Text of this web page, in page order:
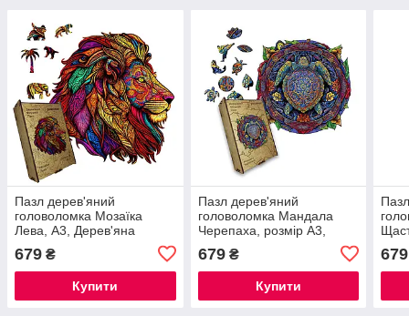
Пазл дерев'яний
головоломка Мозаїка
Лева, А3, Дерев'яна
679 ₴
Купити
Пазл дерев'яний
головоломка Мандала
Черепаха, розмір А3,
679₴
Купити
679